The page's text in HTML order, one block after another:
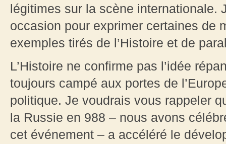
légitimes sur la scène internationale.
occasion pour exprimer certaines de
exemples tirés de l’Histoire et de
L’Histoire ne confirme pas l’idée
toujours campé aux portes de
politique. Je voudrais vous rappeler
la Russie en 988 – nous avons
cet événement – a accéléré le